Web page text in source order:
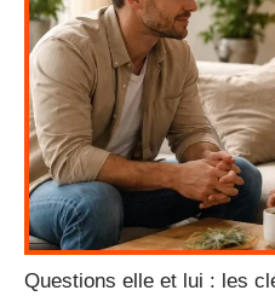
Questions elle et lui : les